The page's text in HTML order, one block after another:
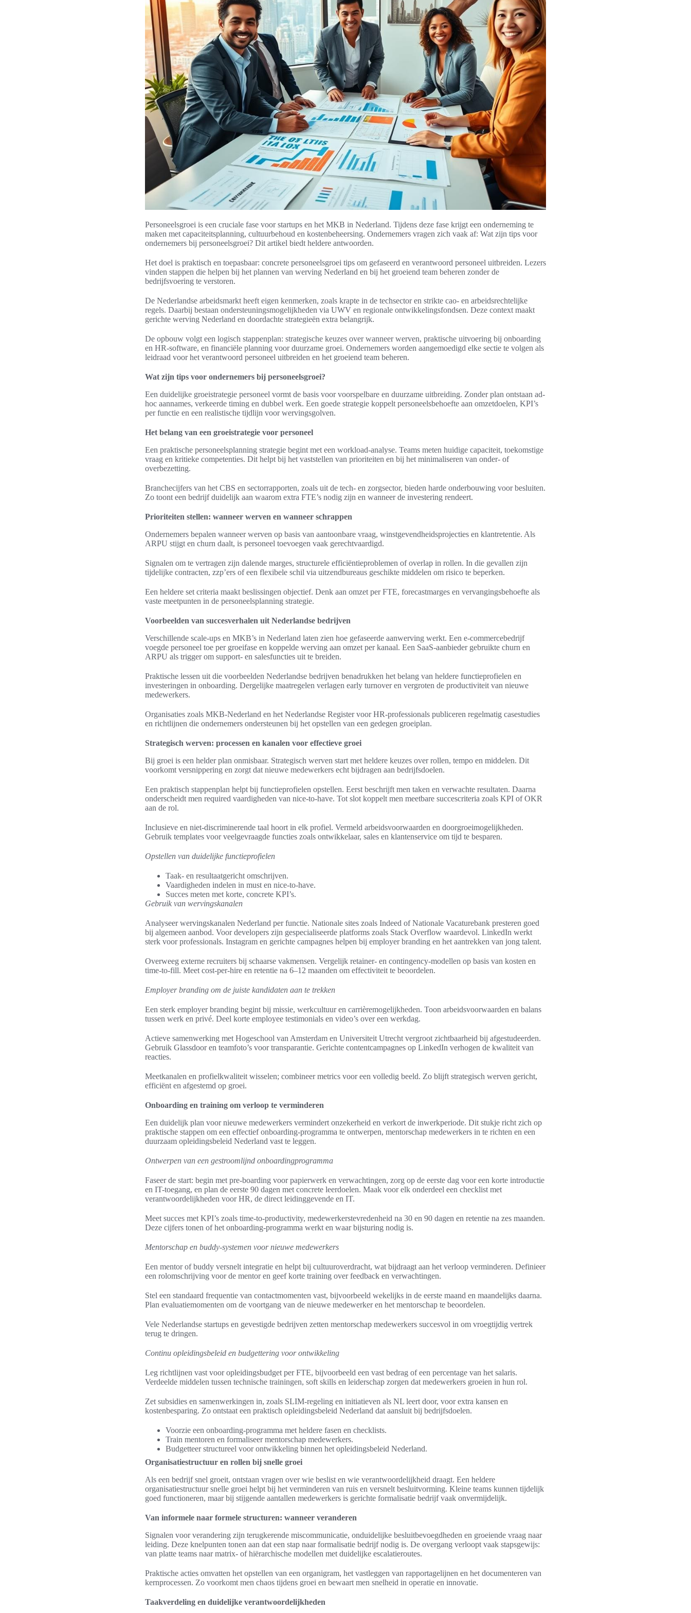
Personeelsgroei is een cruciale fase voor startups en het MKB in Nederland. Tijdens deze fase krijgt een onderneming te
maken met capaciteitsplanning, cultuurbehoud en kostenbeheersing. Ondernemers vragen zich vaak af: Wat zijn tips voor
ondernemers bij personeelsgroei? Dit artikel biedt heldere antwoorden.
Het doel is praktisch en toepasbaar: concrete personeelsgroei tips om gefaseerd en verantwoord personeel uitbreiden. Lezers
vinden stappen die helpen bij het plannen van werving Nederland en bij het groeiend team beheren zonder de
bedrijfsvoering te verstoren.
De Nederlandse arbeidsmarkt heeft eigen kenmerken, zoals krapte in de techsector en strikte cao- en arbeidsrechtelijke
regels. Daarbij bestaan ondersteuningsmogelijkheden via UWV en regionale ontwikkelingsfondsen. Deze context maakt
gerichte werving Nederland en doordachte strategieën extra belangrijk.
De opbouw volgt een logisch stappenplan: strategische keuzes over wanneer werven, praktische uitvoering bij onboarding
en HR-software, en financiële planning voor duurzame groei. Ondernemers worden aangemoedigd elke sectie te volgen als
leidraad voor het verantwoord personeel uitbreiden en het groeiend team beheren.
Wat zijn tips voor ondernemers bij personeelsgroei?
Een duidelijke groeistrategie personeel vormt de basis voor voorspelbare en duurzame uitbreiding. Zonder plan ontstaan ad-
hoc aannames, verkeerde timing en dubbel werk. Een goede strategie koppelt personeelsbehoefte aan omzetdoelen, KPI’s
per functie en een realistische tijdlijn voor wervingsgolven.
Het belang van een groeistrategie voor personeel
Een praktische personeelsplanning strategie begint met een workload-analyse. Teams meten huidige capaciteit, toekomstige
vraag en kritieke competenties. Dit helpt bij het vaststellen van prioriteiten en bij het minimaliseren van onder- of
overbezetting.
Branchecijfers van het CBS en sectorrapporten, zoals uit de tech- en zorgsector, bieden harde onderbouwing voor besluiten.
Zo toont een bedrijf duidelijk aan waarom extra FTE’s nodig zijn en wanneer de investering rendeert.
Prioriteiten stellen: wanneer werven en wanneer schrappen
Ondernemers bepalen wanneer werven op basis van aantoonbare vraag, winstgevendheidsprojecties en klantretentie. Als
ARPU stijgt en churn daalt, is personeel toevoegen vaak gerechtvaardigd.
Signalen om te vertragen zijn dalende marges, structurele efficiëntieproblemen of overlap in rollen. In die gevallen zijn
tijdelijke contracten, zzp’ers of een flexibele schil via uitzendbureaus geschikte middelen om risico te beperken.
Een heldere set criteria maakt beslissingen objectief. Denk aan omzet per FTE, forecastmarges en vervangingsbehoefte als
vaste meetpunten in de personeelsplanning strategie.
Voorbeelden van succesverhalen uit Nederlandse bedrijven
Verschillende scale-ups en MKB’s in Nederland laten zien hoe gefaseerde aanwerving werkt. Een e-commercebedrijf
voegde personeel toe per groeifase en koppelde werving aan omzet per kanaal. Een SaaS-aanbieder gebruikte churn en
ARPU als trigger om support- en salesfuncties uit te breiden.
Praktische lessen uit die voorbeelden Nederlandse bedrijven benadrukken het belang van heldere functieprofielen en
investeringen in onboarding. Dergelijke maatregelen verlagen early turnover en vergroten de productiviteit van nieuwe
medewerkers.
Organisaties zoals MKB-Nederland en het Nederlandse Register voor HR-professionals publiceren regelmatig casestudies
en richtlijnen die ondernemers ondersteunen bij het opstellen van een gedegen groeiplan.
Strategisch werven: processen en kanalen voor effectieve groei
Bij groei is een helder plan onmisbaar. Strategisch werven start met heldere keuzes over rollen, tempo en middelen. Dit
voorkomt versnippering en zorgt dat nieuwe medewerkers echt bijdragen aan bedrijfsdoelen.
Een praktisch stappenplan helpt bij functieprofielen opstellen. Eerst beschrijft men taken en verwachte resultaten. Daarna
onderscheidt men required vaardigheden van nice-to-have. Tot slot koppelt men meetbare succescriteria zoals KPI of OKR
aan de rol.
Inclusieve en niet-discriminerende taal hoort in elk profiel. Vermeld arbeidsvoorwaarden en doorgroeimogelijkheden.
Gebruik templates voor veelgevraagde functies zoals ontwikkelaar, sales en klantenservice om tijd te besparen.
Opstellen van duidelijke functieprofielen
Taak- en resultaatgericht omschrijven.
Vaardigheden indelen in must en nice-to-have.
Succes meten met korte, concrete KPI’s.
Gebruik van wervingskanalen
Analyseer wervingskanalen Nederland per functie. Nationale sites zoals Indeed of Nationale Vacaturebank presteren goed
bij algemeen aanbod. Voor developers zijn gespecialiseerde platforms zoals Stack Overflow waardevol. LinkedIn werkt
sterk voor professionals. Instagram en gerichte campagnes helpen bij employer branding en het aantrekken van jong talent.
Overweeg externe recruiters bij schaarse vakmensen. Vergelijk retainer- en contingency-modellen op basis van kosten en
time-to-fill. Meet cost-per-hire en retentie na 6–12 maanden om effectiviteit te beoordelen.
Employer branding om de juiste kandidaten aan te trekken
Een sterk employer branding begint bij missie, werkcultuur en carrièremogelijkheden. Toon arbeidsvoorwaarden en balans
tussen werk en privé. Deel korte employee testimonials en video’s over een werkdag.
Actieve samenwerking met Hogeschool van Amsterdam en Universiteit Utrecht vergroot zichtbaarheid bij afgestudeerden.
Gebruik Glassdoor en teamfoto’s voor transparantie. Gerichte contentcampagnes op LinkedIn verhogen de kwaliteit van
reacties.
Meetkanalen en profielkwaliteit wisselen; combineer metrics voor een volledig beeld. Zo blijft strategisch werven gericht,
efficiënt en afgestemd op groei.
Onboarding en training om verloop te verminderen
Een duidelijk plan voor nieuwe medewerkers vermindert onzekerheid en verkort de inwerkperiode. Dit stukje richt zich op
praktische stappen om een effectief onboarding-programma te ontwerpen, mentorschap medewerkers in te richten en een
duurzaam opleidingsbeleid Nederland vast te leggen.
Ontwerpen van een gestroomlijnd onboardingprogramma
Faseer de start: begin met pre-boarding voor papierwerk en verwachtingen, zorg op de eerste dag voor een korte introductie
en IT-toegang, en plan de eerste 90 dagen met concrete leerdoelen. Maak voor elk onderdeel een checklist met
verantwoordelijkheden voor HR, de direct leidinggevende en IT.
Meet succes met KPI’s zoals time-to-productivity, medewerkerstevredenheid na 30 en 90 dagen en retentie na zes maanden.
Deze cijfers tonen of het onboarding-programma werkt en waar bijsturing nodig is.
Mentorschap en buddy-systemen voor nieuwe medewerkers
Een mentor of buddy versnelt integratie en helpt bij cultuuroverdracht, wat bijdraagt aan het verloop verminderen. Definieer
een rolomschrijving voor de mentor en geef korte training over feedback en verwachtingen.
Stel een standaard frequentie van contactmomenten vast, bijvoorbeeld wekelijks in de eerste maand en maandelijks daarna.
Plan evaluatiemomenten om de voortgang van de nieuwe medewerker en het mentorschap te beoordelen.
Vele Nederlandse startups en gevestigde bedrijven zetten mentorschap medewerkers succesvol in om vroegtijdig vertrek
terug te dringen.
Continu opleidingsbeleid en budgettering voor ontwikkeling
Leg richtlijnen vast voor opleidingsbudget per FTE, bijvoorbeeld een vast bedrag of een percentage van het salaris.
Verdeelde middelen tussen technische trainingen, soft skills en leiderschap zorgen dat medewerkers groeien in hun rol.
Zet subsidies en samenwerkingen in, zoals SLIM-regeling en initiatieven als NL leert door, voor extra kansen en
kostenbesparing. Zo ontstaat een praktisch opleidingsbeleid Nederland dat aansluit bij bedrijfsdoelen.
Voorzie een onboarding-programma met heldere fasen en checklists.
Train mentoren en formaliseer mentorschap medewerkers.
Budgetteer structureel voor ontwikkeling binnen het opleidingsbeleid Nederland.
Organisatiestructuur en rollen bij snelle groei
Als een bedrijf snel groeit, ontstaan vragen over wie beslist en wie verantwoordelijkheid draagt. Een heldere
organisatiestructuur snelle groei helpt bij het verminderen van ruis en versnelt besluitvorming. Kleine teams kunnen tijdelijk
goed functioneren, maar bij stijgende aantallen medewerkers is gerichte formalisatie bedrijf vaak onvermijdelijk.
Van informele naar formele structuren: wanneer veranderen
Signalen voor verandering zijn terugkerende miscommunicatie, onduidelijke besluitbevoegdheden en groeiende vraag naar
leiding. Deze knelpunten tonen aan dat een stap naar formalisatie bedrijf nodig is. De overgang verloopt vaak stapsgewijs:
van platte teams naar matrix- of hiërarchische modellen met duidelijke escalatieroutes.
Praktische acties omvatten het opstellen van een organigram, het vastleggen van rapportagelijnen en het documenteren van
kernprocessen. Zo voorkomt men chaos tijdens groei en bewaart men snelheid in operatie en innovatie.
Taakverdeling en duidelijke verantwoordelijkheden